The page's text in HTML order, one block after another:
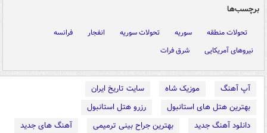
برچسب‌ها
تحولات منطقه سوریه تحولات سوریه انفجار
فرانسه
نیروهای آمریکایی
شرق فرات
آپ آهنگ موزیک شاه
سایت تاریخ ایران
بهترین هتل های استانبول
رزرو هتل استانبول
دانلود آهنگ جدید
بهترین جراح بینی ترمیمی
آهنگ های جدید